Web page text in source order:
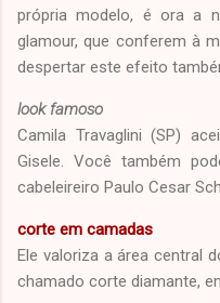
própria modelo, é ora a
glamour, que conferem à
despertar este efeito
look famoso
Camila Travaglini (SP)
Gisele. Você também
cabeleireiro Paulo Cesar
corte em camadas
Ele valoriza a área central
chamado corte diamante,